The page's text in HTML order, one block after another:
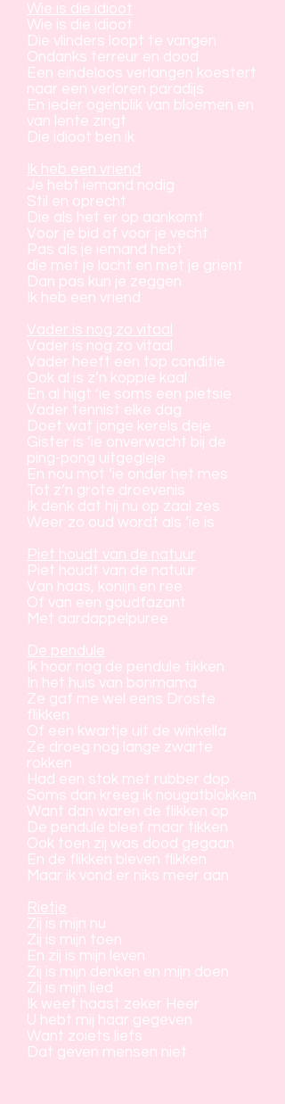
Wie is die idioot
Wie is die idioot
Die vlinders loopt te vangen
Ondanks terreur en dood
Een eindeloos verlangen koestert
naar een verloren paradijs
En ieder ogenblik van bloemen en
van lente zingt
Die idioot ben ik
Ik heb een vriend
Je hebt iemand nodig
Stil en oprecht
Die als het er op aankomt
Voor je bid of voor je vecht
Pas als je iemand hebt
die met je lacht en met je grient
Dan pas kun je zeggen
Ik heb een vriend
Vader is nog zo vitaal
Vader is nog zo vitaal
Vader heeft een top conditie
Ook al is z’n koppie kaal
En al hijgt ‘ie soms een pietsie
Vader tennist elke dag
Doet wat jonge kerels deje
Gister is ‘ie onverwacht bij de
ping-pong uitgegleje
En nou mot ‘ie onder het mes
Tot z’n grote droevenis
Ik denk dat hij nu op zaal zes
Weer zo oud wordt als ‘ie is
Piet houdt van de natuur
Piet houdt van de natuur
Van haas, konijn en ree
Of van een goudfazant
Met aardappelpuree
De pendule
Ik hoor nog de pendule tikken
In het huis van bonmama
Ze gaf me wel eens Droste
flikken
Of een kwartje uit de winkella
Ze droeg nog lange zwarte
rokken
Had een stok met rubber dop
Soms dan kreeg ik nougatblokken
Want dan waren de flikken op
De pendule bleef maar tikken
Ook toen zij was dood gegaan
En de flikken bleven flikken
Maar ik vond er niks meer aan
Rietje
Zij is mijn nu
Zij is mijn toen
En zij is mijn leven
Zij is mijn denken en mijn doen
Zij is mijn lied
Ik weet haast zeker Heer
U hebt mij haar gegeven
Want zoiets liefs
Dat geven mensen niet